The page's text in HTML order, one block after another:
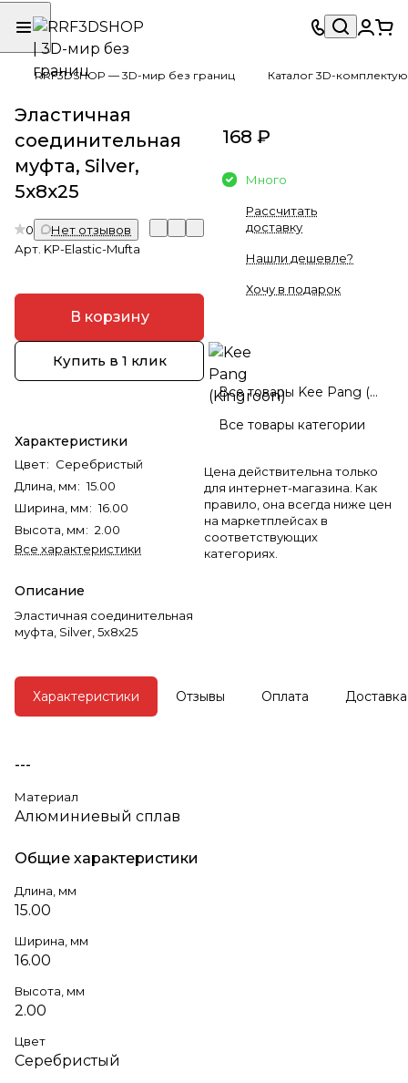
RRF3DSHOP — 3D-мир без границ Каталог 3D-
Эластичная
соединительная
муфта, Silver,
5x8x25
0
Нет отзывов
Арт. KP-Elastic-Mufta
В корзину
Купить в 1 клик
Характеристики
Цвет: Серебристый
Длина, мм: 15.00
Ширина, мм: 16.00
Высота, мм: 2.00
Все характеристики
Описание
Эластичная соединительная
муфта, Silver, 5x8x25
168 ₽
Много
Рассчитать
доставку
Нашли дешевле?
Хочу в подарок
Все товары Kee Pang (Kingroon)
Все товары категории
Цена действительна только
для интернет-магазина. Как
правило, она всегда ниже цен
на маркетплейсах в
соответствующих
категориях.
Характеристики Отзывы Оплата Доставка
---
Материал
Алюминиевый сплав
Общие характеристики
Длина, мм
15.00
Ширина, мм
16.00
Высота, мм
2.00
Цвет
Серебристый